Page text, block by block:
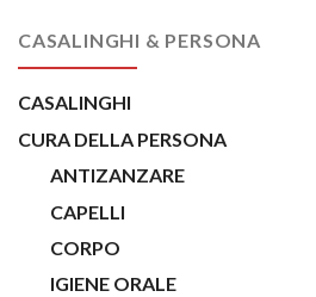
CASALINGHI & PERSONA
CASALINGHI
CURA DELLA PERSONA
ANTIZANZARE
CAPELLI
CORPO
IGIENE ORALE